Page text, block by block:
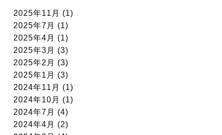
2025年11月 (1)
2025年7月 (1)
2025年4月 (1)
2025年3月 (3)
2025年2月 (3)
2025年1月 (3)
2024年11月 (1)
2024年10月 (1)
2024年7月 (4)
2024年4月 (2)